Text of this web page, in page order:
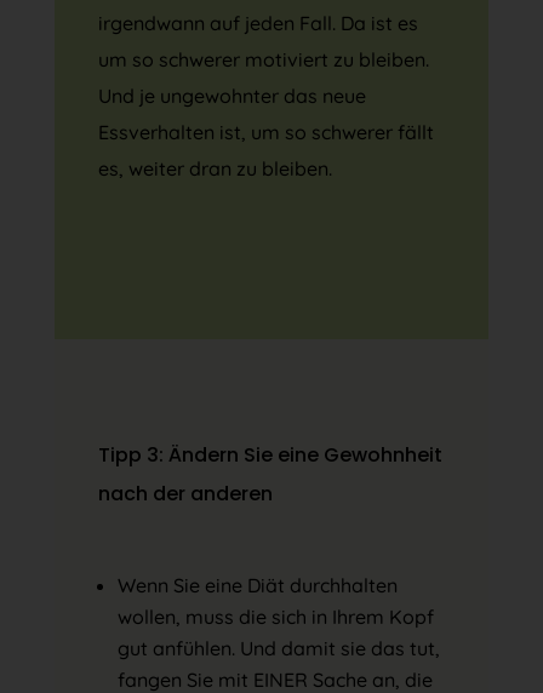
irgendwann auf jeden Fall. Da ist es
um so schwerer motiviert zu bleiben.
Und je ungewohnter das neue
Essverhalten ist, um so schwerer fällt
es, weiter dran zu bleiben.
Tipp 3: Ändern Sie eine Gewohnheit
nach der anderen
Wenn Sie eine Diät durchhalten
wollen, muss die sich in Ihrem Kopf
gut anfühlen. Und damit sie das tut,
fangen Sie mit EINER Sache an, die